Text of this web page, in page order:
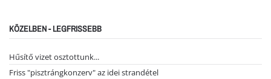
KÖZELBEN - LEGFRISSEBB
Hűsítő vizet osztottunk...
Friss "pisztrángkonzerv" az idei strandétel